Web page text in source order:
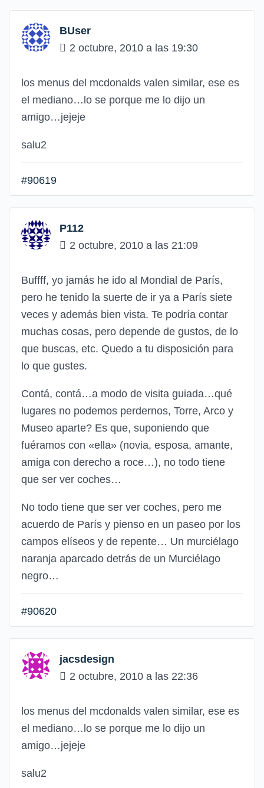
BUser
2 octubre, 2010 a las 19:30
los menus del mcdonalds valen similar, ese es
el mediano…lo se porque me lo dijo un
amigo…jejeje
salu2
#90619
P112
2 octubre, 2010 a las 21:09
Buffff, yo jamás he ido al Mondial de París,
pero he tenido la suerte de ir ya a París siete
veces y además bien vista. Te podría contar
muchas cosas, pero depende de gustos, de lo
que buscas, etc. Quedo a tu disposición para
lo que gustes.
Contá, contá…a modo de visita guiada…qué
lugares no podemos perdernos, Torre, Arco y
Museo aparte? Es que, suponiendo que
fuéramos con «ella» (novia, esposa, amante,
amiga con derecho a roce…), no todo tiene
que ser ver coches…
No todo tiene que ser ver coches, pero me
acuerdo de París y pienso en un paseo por los
campos elíseos y de repente… Un murciélago
naranja aparcado detrás de un Murciélago
negro…
#90620
jacsdesign
2 octubre, 2010 a las 22:36
los menus del mcdonalds valen similar, ese es
el mediano…lo se porque me lo dijo un
amigo…jejeje
salu2